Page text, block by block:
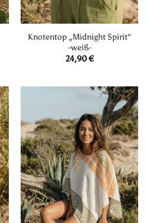
Knotentop „Midnight Spirit“
-weiß-
24,90€